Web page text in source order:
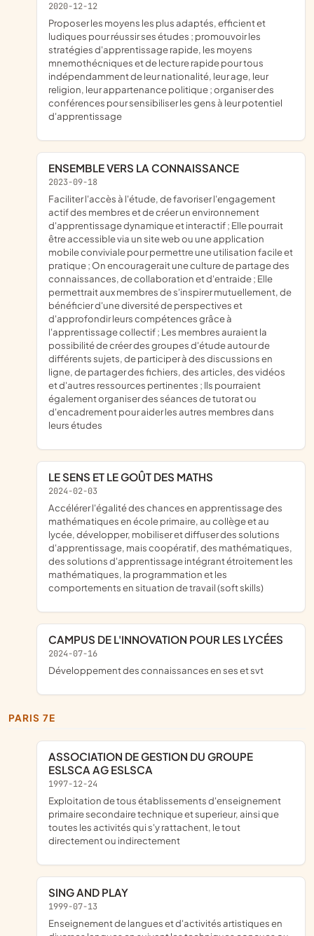
2020-12-12
proposer les moyens les plus adaptés, efficient et
ludiques pour réussir ses études ; promouvoir les
stratégies d'apprentissage rapide, les moyens
mnemothécniques et de lecture rapide pour tous
indépendamment de leur nationalité, leur age, leur
religion, leur appartenance politique ; organiser des
conférences pour sensibiliser les gens à leur potentiel
d'apprentissage
ENSEMBLE VERS LA CONNAISSANCE
2023-09-18
faciliter l'accès à l'étude, de favoriser l'engagement
actif des membres et de créer un environnement
d'apprentissage dynamique et interactif ; Elle pourrait
être accessible via un site web ou une application
mobile conviviale pour permettre une utilisation facile et
pratique ; On encouragerait une culture de partage des
connaissances, de collaboration et d'entraide ; Elle
permettrait aux membres de s'inspirer mutuellement, de
bénéficier d'une diversité de perspectives et
d'approfondir leurs compétences grâce à
l'apprentissage collectif ; Les membres auraient la
possibilité de créer des groupes d'étude autour de
différents sujets, de participer à des discussions en
ligne, de partager des fichiers, des articles, des vidéos
et d'autres ressources pertinentes ; Ils pourraient
également organiser des séances de tutorat ou
d'encadrement pour aider les autres membres dans
leurs études
LE SENS ET LE GOÛT DES MATHS
2024-02-03
accélérer l'égalité des chances en apprentissage des
mathématiques en école primaire, au collège et au
lycée, développer, mobiliser et diffuser des solutions
d'apprentissage, mais coopératif, des mathématiques,
des solutions d'apprentissage intégrant étroitement les
mathématiques, la programmation et les
comportements en situation de travail (soft skills)
CAMPUS DE L'INNOVATION POUR LES LYCÉES
2024-07-16
développement des connaissances en ses et svt
PARIS 7E
ASSOCIATION DE GESTION DU GROUPE
ESLSCA AG ESLSCA
1997-12-24
exploitation de tous établissements d'enseignement
primaire secondaire technique et superieur, ainsi que
toutes les activités qui s'y rattachent, le tout
directement ou indirectement
SING AND PLAY
1999-07-13
enseignement de langues et d'activités artistiques en